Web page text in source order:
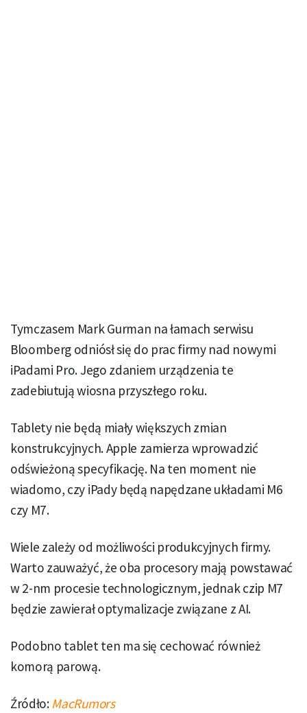
Tymczasem Mark Gurman na łamach serwisu
Bloomberg odniósł się do prac firmy nad nowymi
iPadami Pro. Jego zdaniem urządzenia te
zadebiutują wiosna przyszłego roku.
Tablety nie będą miały większych zmian
konstrukcyjnych. Apple zamierza wprowadzić
odświeżoną specyfikację. Na ten moment nie
wiadomo, czy iPady będą napędzane układami M6
czy M7.
Wiele zależy od możliwości produkcyjnych firmy.
Warto zauważyć, że oba procesory mają powstawać
w 2-nm procesie technologicznym, jednak czip M7
będzie zawierał optymalizacje związane z AI.
Podobno tablet ten ma się cechować również
komorą parową.
Źródło:MacRumors